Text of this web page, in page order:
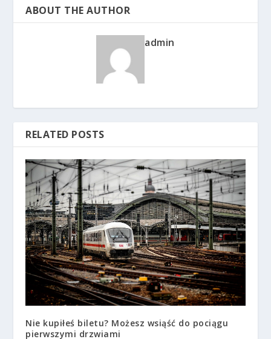
ABOUT THE AUTHOR
admin
RELATED POSTS
Nie kupiłeś biletu? Możesz wsiąść do pociągu
pierwszymi drzwiami